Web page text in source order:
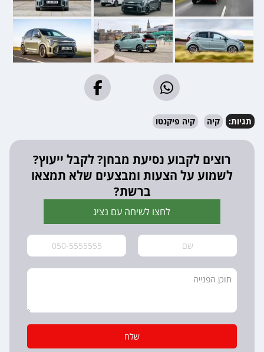
תגיות: קיה קיה פיקנטו
רוצים לקבוע נסיעת מבחן? לקבל ייעוץ?
לשמוע על הצעות ומבצעים שלא תמצאו
ברשת?
לחצו לשיחה עם נציג
שלח